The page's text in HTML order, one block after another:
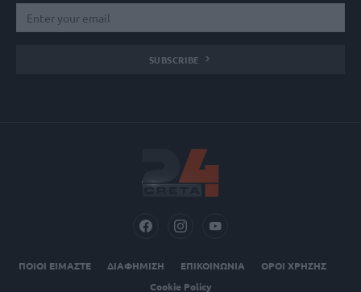
SUBSCRIBE
ΠΟΙΟΙ ΕΙΜΑΣΤΕ ΔΙΑΦΗΜΙΣΗ ΕΠΙΚΟΙΝΩΝΙΑ
ΟΡΟΙ ΧΡΗΣΗΣ
Cookie Policy